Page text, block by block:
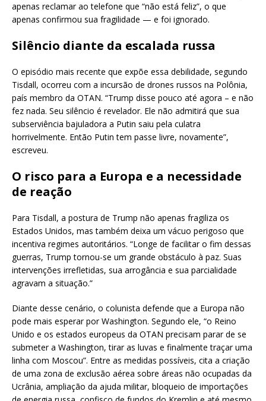
apenas reclamar ao telefone que “não está feliz”, o que
apenas confirmou sua fragilidade — e foi ignorado.
Silêncio diante da escalada russa
O episódio mais recente que expõe essa debilidade, segundo
Tisdall, ocorreu com a incursão de drones russos na Polônia,
país membro da OTAN. “Trump disse pouco até agora – e não
fez nada. Seu silêncio é revelador. Ele não admitirá que sua
subserviência bajuladora a Putin saiu pela culatra
horrivelmente. Então Putin tem passe livre, novamente”,
escreveu.
O risco para a Europa e a necessidade
de reação
Para Tisdall, a postura de Trump não apenas fragiliza os
Estados Unidos, mas também deixa um vácuo perigoso que
incentiva regimes autoritários. “Longe de facilitar o fim dessas
guerras, Trump tornou-se um grande obstáculo à paz. Suas
intervenções irrefletidas, sua arrogância e sua parcialidade
agravam a situação.”
Diante desse cenário, o colunista defende que a Europa não
pode mais esperar por Washington. Segundo ele, “o Reino
Unido e os estados europeus da OTAN precisam parar de se
submeter a Washington, tirar as luvas e finalmente traçar uma
linha com Moscou”. Entre as medidas possíveis, cita a criação
de uma zona de exclusão aérea sobre áreas não ocupadas da
Ucrânia, ampliação da ajuda militar, bloqueio de importações